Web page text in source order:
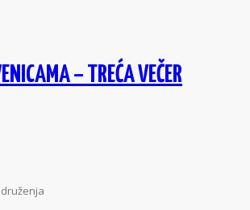
– TREĆA VEČER